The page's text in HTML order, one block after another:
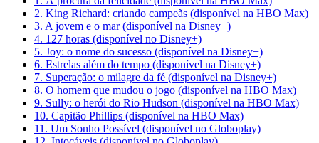
2. King Richard: criando campeãs (disponível na HBO Max)
3. A jovem e o mar (disponível na Disney+)
4. 127 horas (disponível no Disney+)
5. Joy: o nome do sucesso (disponível na Disney+)
6. Estrelas além do tempo (disponível na Disney+)
7. Superação: o milagre da fé (disponível na Disney+)
8. O homem que mudou o jogo (disponível na HBO Max)
9. Sully: o herói do Rio Hudson (disponível na HBO Max)
10. Capitão Phillips (disponível na HBO Max)
11. Um Sonho Possível (disponível no Globoplay)